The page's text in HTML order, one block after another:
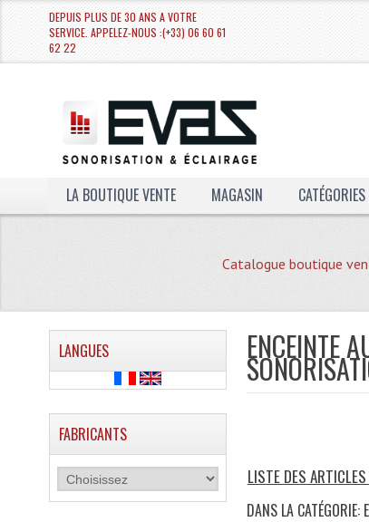
DEPUIS PLUS DE 30 ANS A VOTRE
SERVICE. APPELEZ-NOUS :(+33) 06 60 61
62 22
LA BOUTIQUE VENTE MAGASIN CATÉGORIES
Catalogue boutique
ENCEINTE
LISTE DES
DANS LA CATÉGORIE:
LANGUES
FABRICANTS